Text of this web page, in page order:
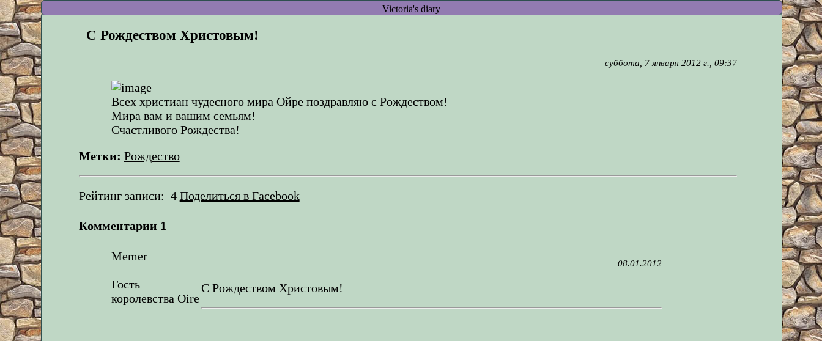
Victoria's diary
С Рождеством Христовым!
суббота, 7 января 2012 г., 09:37
Всех христиан чудесного мира Ойре поздравляю с Рождеством!
Мира вам и вашим семьям!
Счастливого Рождества!
Метки: Рождество
Рейтинг записи: 4 Поделиться в Facebook
Комментарии 1
Memer
Гость
королевства Oire
08.01.2012
С Рождеством Христовым!